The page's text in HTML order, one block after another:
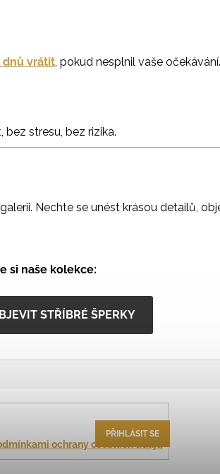
dnů vrátit, pokud nesplnil vaše
bez stresu, bez rizika.
Nechte se unést krásou detailů,
si naše kolekce:
STŘÍBRÉ ŠPERKY
ochrany osobních údajů
PŘIHLÁSIT SE